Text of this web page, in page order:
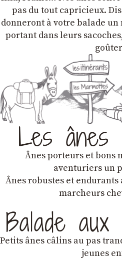
pas du tout capricieux.
donneront à votre balade
portant dans leurs
Les ânes
Ânes porteurs et bons
aventuriers un
Ânes robustes et
marcheurs
Balade aux
Petits ânes câlins au pas
jeunes